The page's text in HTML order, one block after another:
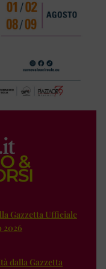
Gazzetta Ufficiale
2026
dalla Gazzetta